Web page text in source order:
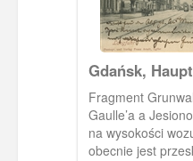
Gdańsk,
kierunku Oliwy
Fragment
Gaulle’a a
na wysokości
obecnie jest